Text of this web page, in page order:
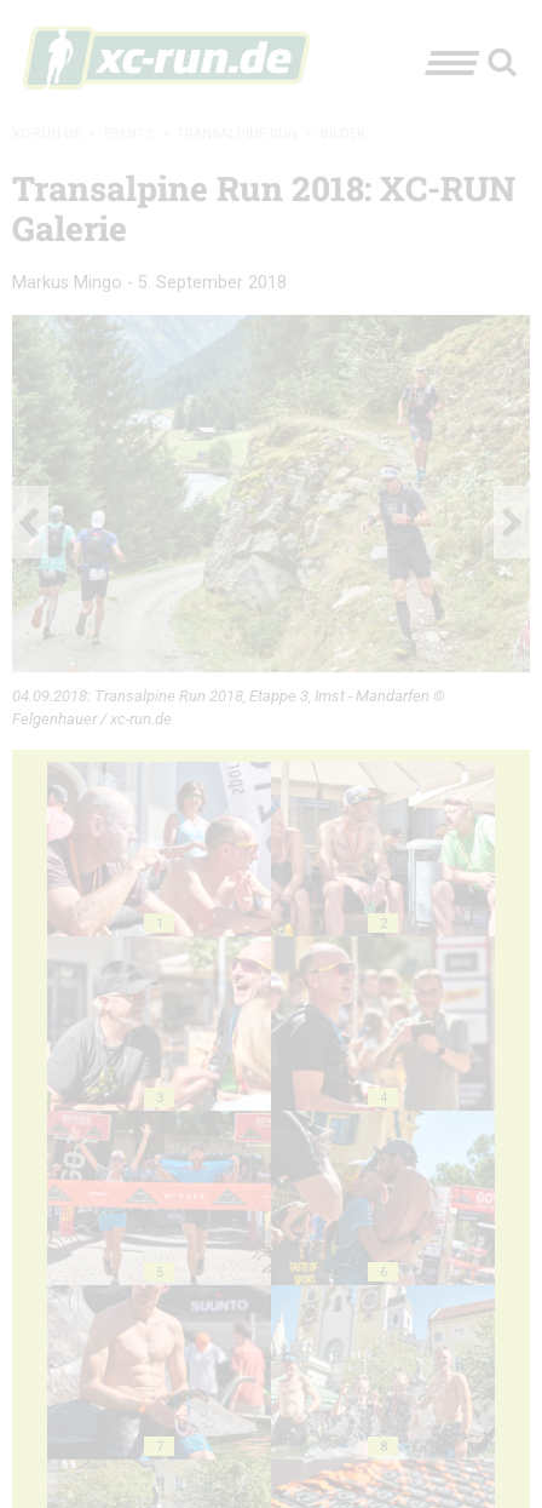
Transalpine Run 2018: XC-RUN
Galerie
Markus Mingo - 5. September 2018
04.09.2018: Transalpine Run 2018, Etappe 3, Imst - Mandarfen ©
Felgenhauer / xc-run.de
1 2
3 4
5 6
7 8